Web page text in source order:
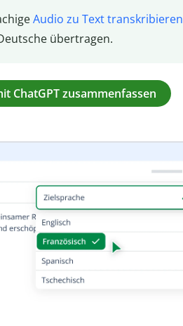
Audio zu Text transkribieren
übertragen.
ChatGPT zusammenfassen